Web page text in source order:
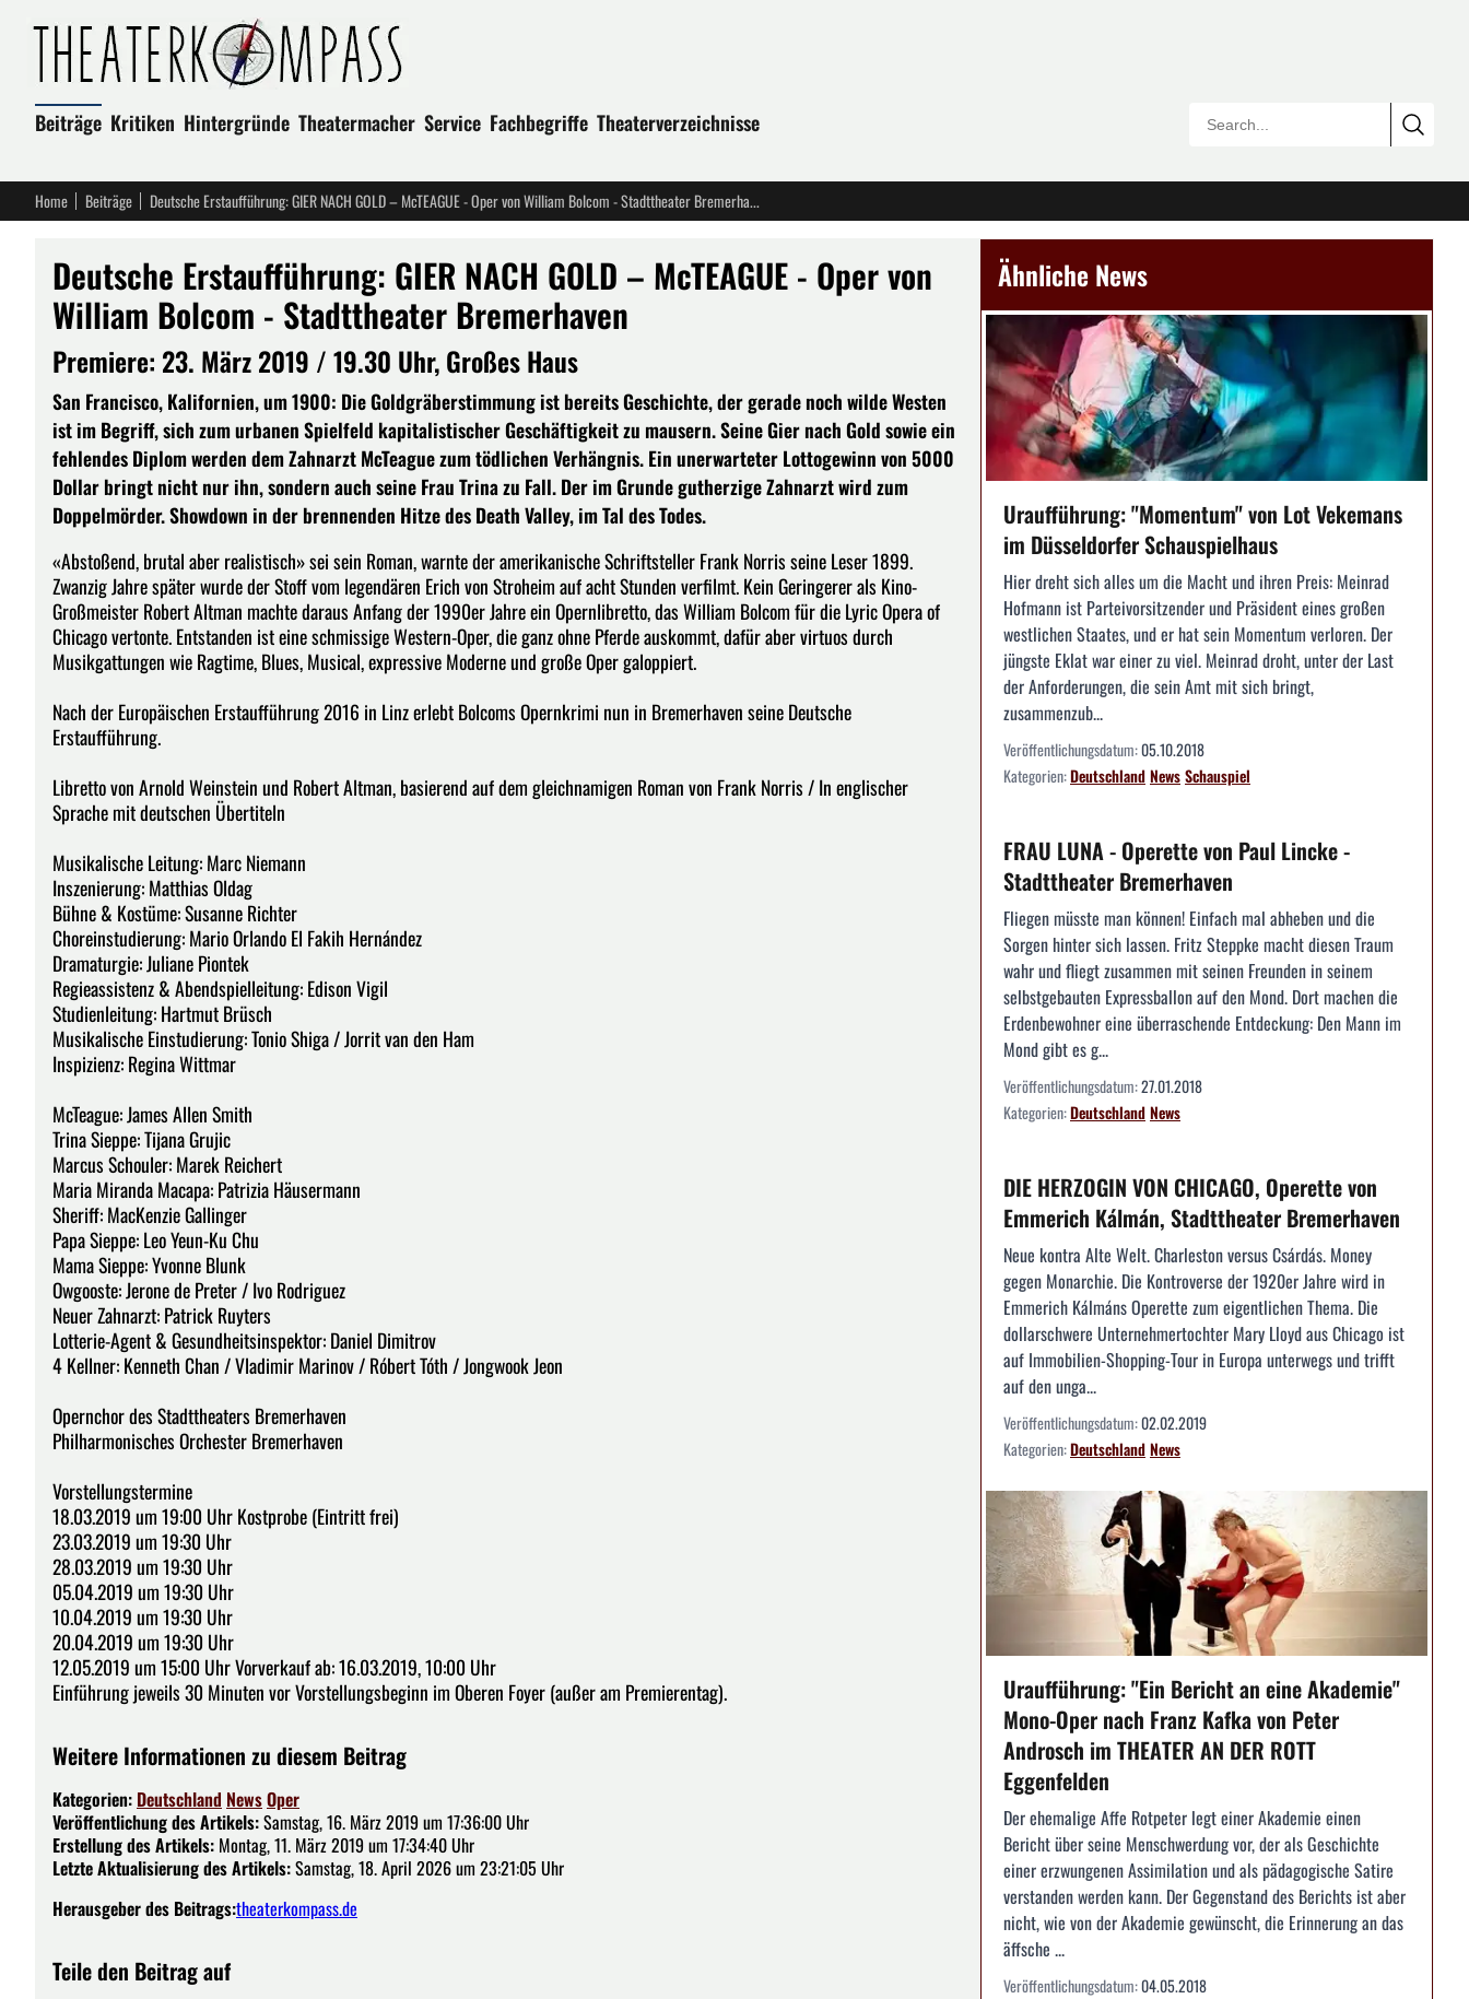
Beiträge Kritiken Hintergründe Theatermacher Service Fachbegriffe Theaterverzeichnisse
Home Beiträge Deutsche Erstaufführung: GIER NACH GOLD – McTEAGUE - Oper von William Bolcom - Stadttheater Bremerhaven
Deutsche Erstaufführung: GIER NACH GOLD – McTEAGUE - Oper von
William Bolcom - Stadttheater Bremerhaven
Premiere: 23. März 2019 / 19.30 Uhr, Großes Haus
San Francisco, Kalifornien, um 1900: Die Goldgräberstimmung ist bereits Geschichte, der gerade noch wilde Westen
ist im Begriff, sich zum urbanen Spielfeld kapitalistischer Geschäftigkeit zu mausern. Seine Gier nach Gold sowie ein
fehlendes Diplom werden dem Zahnarzt McTeague zum tödlichen Verhängnis. Ein unerwarteter Lottogewinn von 5000
Dollar bringt nicht nur ihn, sondern auch seine Frau Trina zu Fall. Der im Grunde gutherzige Zahnarzt wird zum
Doppelmörder. Showdown in der brennenden Hitze des Death Valley, im Tal des Todes.
«Abstoßend, brutal aber realistisch» sei sein Roman, warnte der amerikanische Schriftsteller Frank Norris seine Leser 1899.
Zwanzig Jahre später wurde der Stoff vom legendären Erich von Stroheim auf acht Stunden verfilmt. Kein Geringerer als Kino-
Großmeister Robert Altman machte daraus Anfang der 1990er Jahre ein Opernlibretto, das William Bolcom für die Lyric Opera of
Chicago vertonte. Entstanden ist eine schmissige Western-Oper, die ganz ohne Pferde auskommt, dafür aber virtuos durch
Musikgattungen wie Ragtime, Blues, Musical, expressive Moderne und große Oper galoppiert.
Nach der Europäischen Erstaufführung 2016 in Linz erlebt Bolcoms Opernkrimi nun in Bremerhaven seine Deutsche
Erstaufführung.
Libretto von Arnold Weinstein und Robert Altman, basierend auf dem gleichnamigen Roman von Frank Norris / In englischer
Sprache mit deutschen Übertiteln
Musikalische Leitung: Marc Niemann
Inszenierung: Matthias Oldag
Bühne & Kostüme: Susanne Richter
Choreinstudierung: Mario Orlando El Fakih Hernández
Dramaturgie: Juliane Piontek
Regieassistenz & Abendspielleitung: Edison Vigil
Studienleitung: Hartmut Brüsch
Musikalische Einstudierung: Tonio Shiga / Jorrit van den Ham
Inspizienz: Regina Wittmar
McTeague: James Allen Smith
Trina Sieppe: Tijana Grujic
Marcus Schouler: Marek Reichert
Maria Miranda Macapa: Patrizia Häusermann
Sheriff: MacKenzie Gallinger
Papa Sieppe: Leo Yeun-Ku Chu
Mama Sieppe: Yvonne Blunk
Owgooste: Jerone de Preter / Ivo Rodriguez
Neuer Zahnarzt: Patrick Ruyters
Lotterie-Agent & Gesundheitsinspektor: Daniel Dimitrov
4 Kellner: Kenneth Chan / Vladimir Marinov / Róbert Tóth / Jongwook Jeon
Opernchor des Stadttheaters Bremerhaven
Philharmonisches Orchester Bremerhaven
Vorstellungstermine
18.03.2019 um 19:00 Uhr Kostprobe (Eintritt frei)
23.03.2019 um 19:30 Uhr
28.03.2019 um 19:30 Uhr
05.04.2019 um 19:30 Uhr
10.04.2019 um 19:30 Uhr
20.04.2019 um 19:30 Uhr
12.05.2019 um 15:00 Uhr Vorverkauf ab: 16.03.2019, 10:00 Uhr
Einführung jeweils 30 Minuten vor Vorstellungsbeginn im Oberen Foyer (außer am Premierentag).
Weitere Informationen zu diesem Beitrag
Kategorien: Deutschland NewsOper
Veröffentlichung des Artikels:Samstag, 16. März 2019 um 17:36:00 Uhr
Erstellung des Artikels: Montag, 11. März 2019 um 17:34:40 Uhr
Letzte Aktualisierung des Artikels:Samstag, 18. April 2026 um 23:21:05 Uhr
Herausgeber des Beitrags:theaterkompass.de
Teile den Beitrag auf
Ähnliche News
Uraufführung: "Momentum" von Lot Vekemans
im Düsseldorfer Schauspielhaus
Hier dreht sich alles um die Macht und ihren Preis: Meinrad
Hofmann ist Parteivorsitzender und Präsident eines großen
westlichen Staates, und er hat sein Momentum verloren. Der
jüngste Eklat war einer zu viel. Meinrad droht, unter der Last
der Anforderungen, die sein Amt mit sich bringt,
zusammenzub...
Veröffentlichungsdatum:05.10.2018
Kategorien:DeutschlandNewsSchauspiel
FRAU LUNA - Operette von Paul Lincke -
Stadttheater Bremerhaven
Fliegen müsste man können! Einfach mal abheben und die
Sorgen hinter sich lassen. Fritz Steppke macht diesen Traum
wahr und fliegt zusammen mit seinen Freunden in seinem
selbstgebauten Expressballon auf den Mond. Dort machen die
Erdenbewohner eine überraschende Entdeckung: Den Mann im
Mond gibt es g...
Veröffentlichungsdatum:27.01.2018
Kategorien:DeutschlandNews
DIE HERZOGIN VON CHICAGO, Operette von
Emmerich Kálmán, Stadttheater Bremerhaven
Neue kontra Alte Welt. Charleston versus Csárdás. Money
gegen Monarchie. Die Kontroverse der 1920er Jahre wird in
Emmerich Kálmáns Operette zum eigentlichen Thema. Die
dollarschwere Unternehmertochter Mary Lloyd aus Chicago ist
auf Immobilien-Shopping-Tour in Europa unterwegs und trifft
auf den unga...
Veröffentlichungsdatum:02.02.2019
Kategorien:DeutschlandNews
Uraufführung: "Ein Bericht an eine Akademie"
Mono-Oper nach Franz Kafka von Peter
Androsch im THEATER AN DER ROTT
Eggenfelden
Der ehemalige Affe Rotpeter legt einer Akademie einen
Bericht über seine Menschwerdung vor, der als Geschichte
einer erzwungenen Assimilation und als pädagogische Satire
verstanden werden kann. Der Gegenstand des Berichts ist aber
nicht, wie von der Akademie gewünscht, die Erinnerung an das
äffsche ...
Veröffentlichungsdatum:04.05.2018